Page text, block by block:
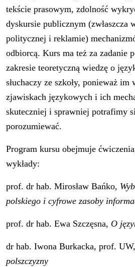
tekście prasowym, zdolność
dyskursie publicznym (zwłaszcza
politycznej i reklamie)
odbiorcą. Kurs ma też za zadanie
zakresie teoretyczną wiedzę o
słuchaczy ze szkoły, ponieważ
zjawiskach językowych i ich
skuteczniej i sprawniej potrafimy
porozumiewać.
Program kursu obejmuje
wykłady:
prof. dr hab. Mirosław Bańko,
polskiego i cyfrowe zasoby
prof. dr hab. Ewa Szczęsna, O
dr hab. Iwona Burkacka, prof.
polszczyzny